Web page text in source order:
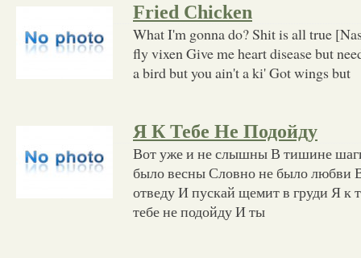
Fried Chicken
What I'm gonna do? Shit is all true
fly vixen Give me heart disease but
a bird but you ain't a ki' Got wings but
Я К Тебе Не Подойду
Вот уже и не слышны В тишине
было весны Словно не было любви
отведу И пускай щемит в груди Я к
тебе не подойду И ты